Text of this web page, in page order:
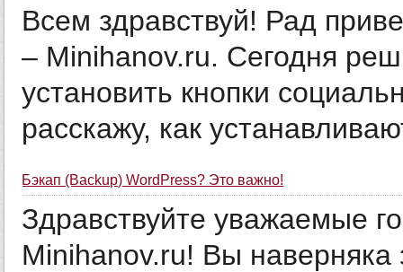
Всем здравствуй! Рад
– Minihanov.ru. Сегодня
установить кнопки
расскажу, как
Бэкап (Backup) WordPress? Это важно!
Здравствуйте уважаемые
Minihanov.ru! Вы